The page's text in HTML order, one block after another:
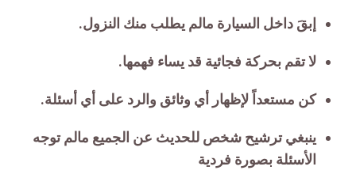
إبقَ داخل السيارة مالم يطلب منك النزول.
لا تقم بحركة فجائية قد يساء فهمها.
كن مستعداً لإظهار أي وثائق والرد على أي أسئلة.
ينبغي ترشيح شخص للحديث عن الجميع مالم توجه
الأسئلة بصورة فردية